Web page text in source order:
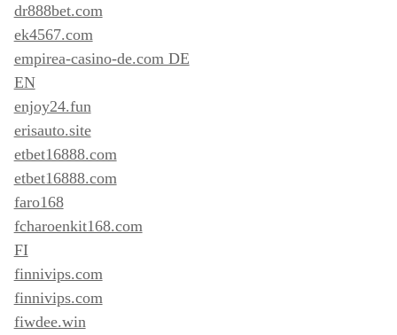
dr888bet.com
ek4567.com
empirea-casino-de.com DE
EN
enjoy24.fun
erisauto.site
etbet16888.com
etbet16888.com
faro168
fcharoenkit168.com
FI
finnivips.com
finnivips.com
fiwdee.win